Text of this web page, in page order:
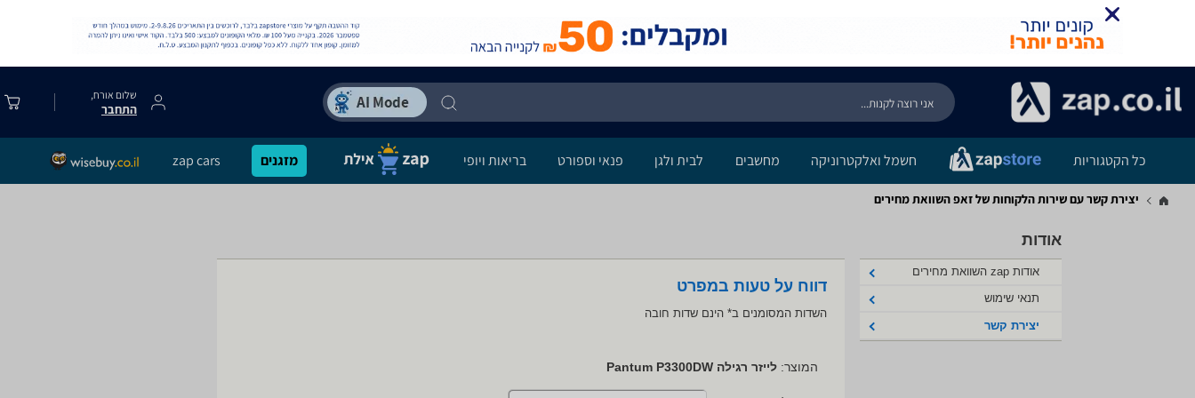
שלום אורח,
התחבר
כל הקטגוריות חשמל ואלקטרוניקה מחשבים לבית ולגן פנאי וספורט בריאות ויופי מזגנים zap cars
יצירת קשר עם שירות הלקוחות של זאפ השוואת מחירים
אודות
אודות zap השוואת מחירים
תנאי שימוש
יצירת קשר
דווח על טעות במפרט
השדות המסומנים ב* הינם שדות חובה
המוצר: לייזר רגילה Pantum P3300DW